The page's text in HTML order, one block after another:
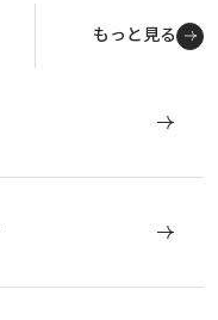
もっと見る